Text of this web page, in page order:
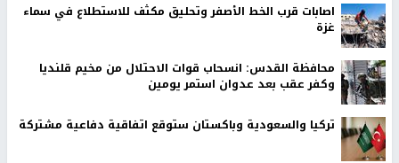
اصابات قرب الخط الأصفر وتحليق مكثف للاستطلاع في سماء
غزة
محافظة القدس: انسحاب قوات الاحتلال من مخيم قلنديا
وكفر عقب بعد عدوان استمر يومين
تركيا والسعودية وباكستان ستوقع اتفاقية دفاعية مشتركة